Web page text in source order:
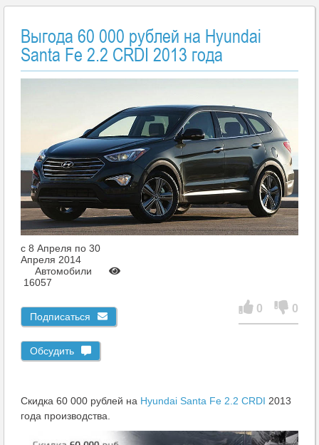
Выгода 60 000 рублей на Hyundai Santa Fe 2.2 CRDI 2013 года
Выгода 60 000 рублей на Hyundai
Santa Fe 2.2 CRDI 2013 года
c 8 Апреля по 30
Апреля 2014
Автомобили
16057
Подписаться
Обсудить
0 0
Скидка 60 000 рублей на Hyundai Santa Fe 2.2 CRDI 2013
года производства.